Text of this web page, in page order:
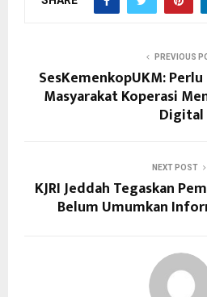
PREVIOUS
SesKemenkopUKM:
Masyarakat Koperasi
Digital
NEXT POST
KJRI Jeddah Tegaskan
Belum Umumkan